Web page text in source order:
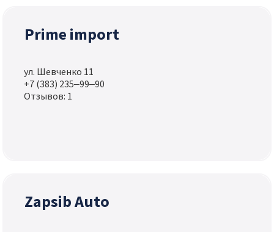
Prime import
ул. Шевченко 11
+7 (383) 235‒99‒90
Отзывов: 1
Zapsib Auto